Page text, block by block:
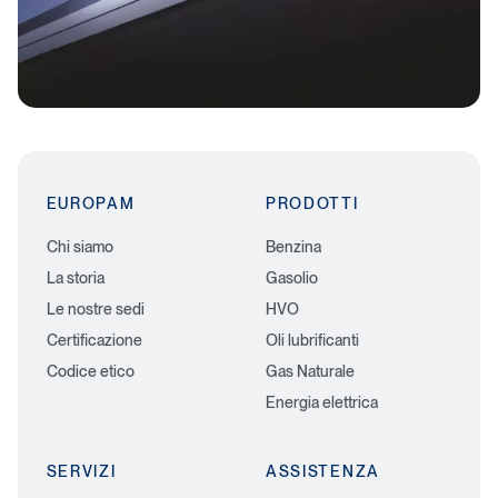
EUROPAM
Chi siamo
La storia
Le nostre sedi
Certificazione
Codice etico
PRODOTTI
Benzina
Gasolio
HVO
Oli lubrificanti
Gas Naturale
Energia elettrica
SERVIZI ASSISTENZA